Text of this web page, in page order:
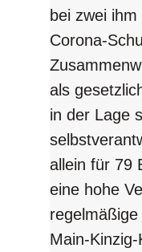
bei zwei
Corona-
als
in der Lage
allein für 79
eine hohe
Main-